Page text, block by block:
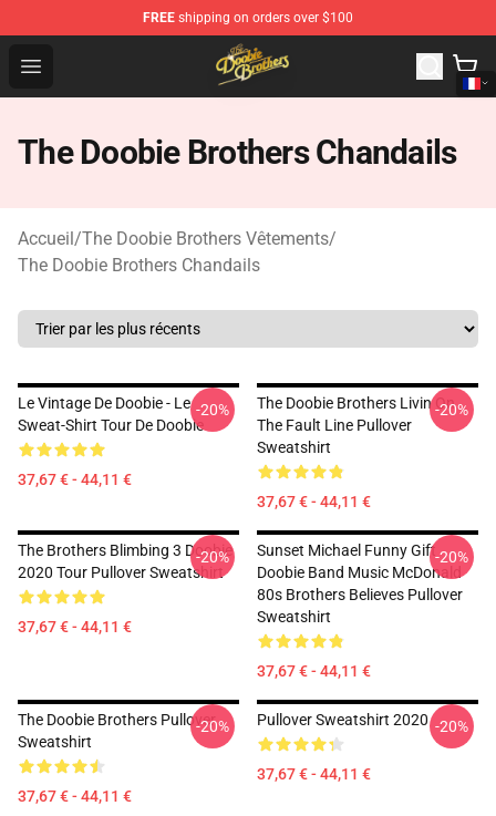
FREE shipping on orders over $100
Open menu
The Doobie Brothers Store - Official The Doobie
The Doobie Brothers Chandails
Accueil/The Doobie Brothers Vêtements/
The Doobie Brothers Chandails
Le Vintage De Doobie - Le
Sweat-Shirt Tour De Doobie
37,67 € - 44,11 €
-20%
The Doobie Brothers Livin On
The Fault Line Pullover
Sweatshirt
37,67 € - 44,11 €
-20%
The Brothers Blimbing 3 Doobie
2020 Tour Pullover Sweatshirt
37,67 € - 44,11 €
-20%
Sunset Michael Funny Gift
Doobie Band Music McDonald
80s Brothers Believes Pullover
Sweatshirt
37,67 € - 44,11 €
-20%
The Doobie Brothers Pullover
Sweatshirt
37,67 € - 44,11 €
-20% Pullover Sweatshirt 2020
37,67 € - 44,11 €
-20%